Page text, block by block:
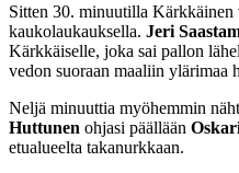
Sitten 30. minuutilla
kaukolaukauksella. Jeri
Kärkkäiselle, joka sai pallon
vedon suoraan maaliin ylärimaa
Neljä minuuttia myöhemmin
Huttunen ohjasi päällään
etualueelta takanurkkaan.